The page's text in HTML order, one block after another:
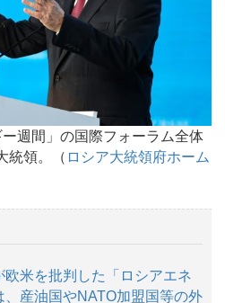
週間」の国際フォーラム全体
統領。（ ロシア大統領府ホーム
欧米を批判した「ロシアエネ
、産油国やNATO加盟国等の外